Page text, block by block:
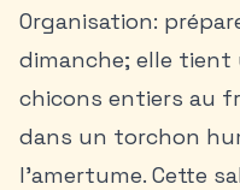
Organisation:
dimanche; elle tient
chicons entiers au
dans un torchon
l’amertume. Cette